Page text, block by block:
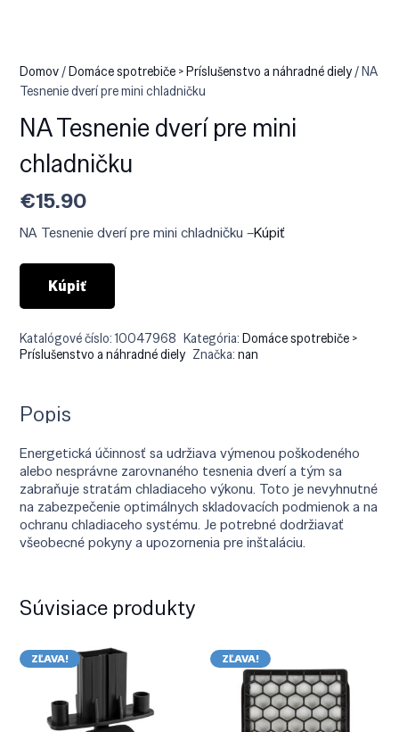
Domov/Domáce spotrebiče > Príslušenstvo a náhradné diely/ NA
Tesnenie dverí pre mini chladničku
NA Tesnenie dverí pre mini
chladničku
€15.90
NA Tesnenie dverí pre mini chladničku –Kúpiť
Kúpiť
Katalógové číslo:10047968 Kategória:Domáce spotrebiče >
Príslušenstvo a náhradné diely Značka:nan
Popis
Energetická účinnosť sa udržiava výmenou poškodeného
alebo nesprávne zarovnaného tesnenia dverí a tým sa
zabraňuje stratám chladiaceho výkonu. Toto je nevyhnutné
na zabezpečenie optimálnych skladovacích podmienok a na
ochranu chladiaceho systému. Je potrebné dodržiavať
všeobecné pokyny a upozornenia pre inštaláciu.
Súvisiace produkty
ZĽAVA! ZĽAVA!